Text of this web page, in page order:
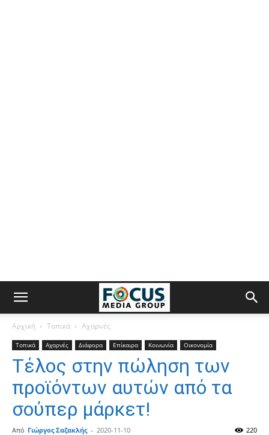
Αρχική Τοπικά Αχαρνές
Τοπικά Αχαρνές Διάφορα Επίκαιρα Κοινωνία Οικονομία
Τέλος στην πώληση των
προϊόντων αυτών από τα
σούπερ μάρκετ!
Από Γιώργος Σαζακλής - 2020-11-10 220